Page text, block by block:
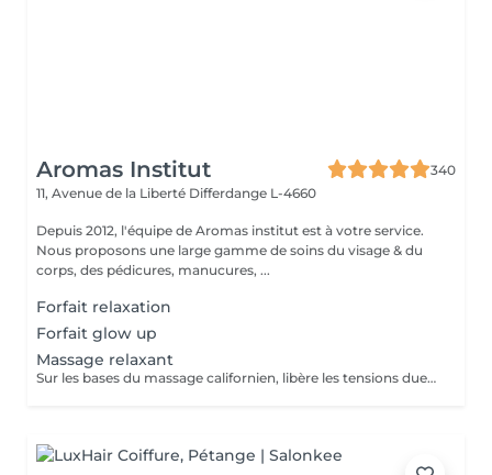
Aromas Institut
340
11, Avenue de la Liberté Differdange L-4660
Depuis 2012, l'équipe de Aromas institut est à votre service.
Nous proposons une large gamme de soins du visage & du
corps, des pédicures, manucures, ...
Forfait relaxation
Forfait glow up
Massage relaxant
Sur les bases du massage californien, libère les tensions dues au stress Nous vous prions de bien vouloir respecter votre rendez-vous. En prenant rendez-vous, vous occupez une place, dont une autre personne aurait éventuellement besoin. Tout rendez-vous non annulé 24h en avance, est susceptible d'être facturé. (Si vous ne pouvez pas vous présenter à votre RDV, proposez-le éventuellement à un proche ou à un ami) Toute l'équipe de Aromas Institut vous remercie pour votre respect et votre compréhension.